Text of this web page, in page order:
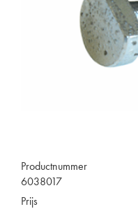
Productnummer
6038017
Prijs